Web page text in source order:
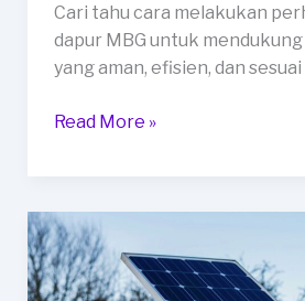
Cari tahu cara melakukan
dapur MBG untuk
yang aman, efisien, dan
Perhitungan
Cara
Menentukan
Kebutuhan
Read More »